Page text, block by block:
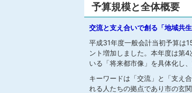
予算規模と全体概要
交流と支え合いで創る「地域共生
平成31年度一般会計当初予算は
ント増加しました。本年度は第
いる「将来都市像」を具体化し
キーワードは「交流」と「支え
れる人たちの拠点であり市の玄